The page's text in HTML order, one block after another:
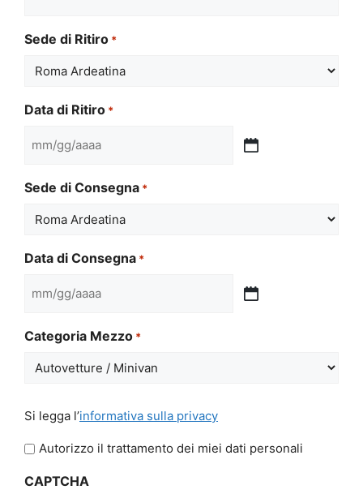
Sede di Ritiro *
Data di Ritiro *
MM
GG
slash
Sede di Consegna *
Data di Consegna *
MM
GG
slash
Categoria Mezzo *
legga
l'informativa
privacy
Si legga l’informativa sulla privacy
Autorizzo il trattamento dei miei dati personali
CAPTCHA